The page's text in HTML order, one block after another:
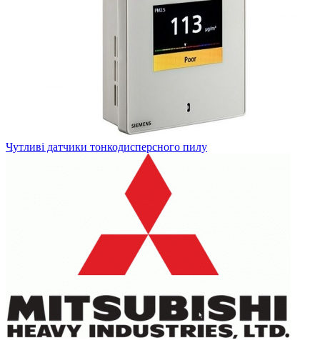
Чутливі датчики тонкодисперсного пилу